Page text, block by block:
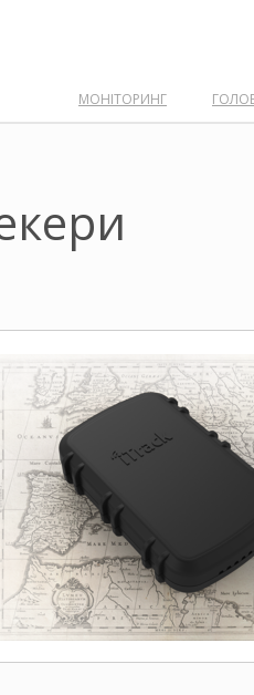
МОНІТОРИНГ